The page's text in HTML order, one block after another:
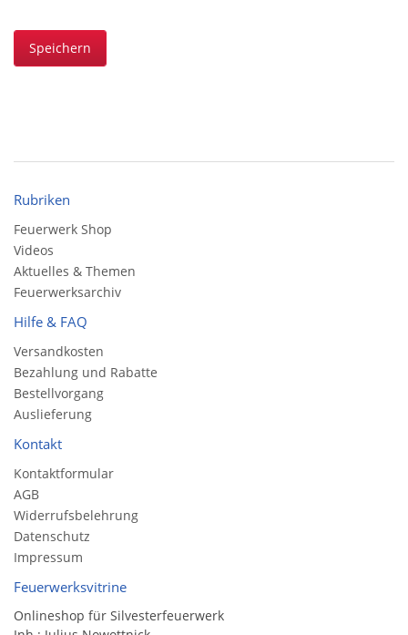
Speichern
Rubriken
Feuerwerk Shop
Videos
Aktuelles & Themen
Feuerwerksarchiv
Hilfe & FAQ
Versandkosten
Bezahlung und Rabatte
Bestellvorgang
Auslieferung
Kontakt
Kontaktformular
AGB
Widerrufsbelehrung
Datenschutz
Impressum
Feuerwerksvitrine
Onlineshop für Silvesterfeuerwerk